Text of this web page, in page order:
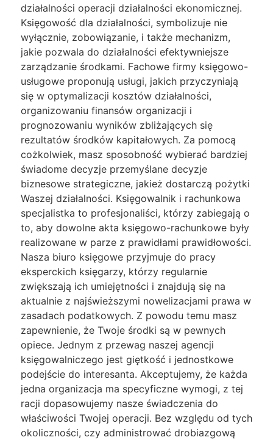
działalności operacji działalności ekonomicznej.
Księgowość dla działalności, symbolizuje nie
wyłącznie, zobowiązanie, i także mechanizm,
jakie pozwala do działalności efektywniejsze
zarządzanie środkami. Fachowe firmy księgowo-
usługowe proponują usługi, jakich przyczyniają
się w optymalizacji kosztów działalności,
organizowaniu finansów organizacji i
prognozowaniu wyników zbliżających się
rezultatów środków kapitałowych. Za pomocą
cożkolwiek, masz sposobność wybierać bardziej
świadome decyzje przemyślane decyzje
biznesowe strategiczne, jakież dostarczą pożytki
Waszej działalności. Księgowalnik i rachunkowa
specjalistka to profesjonaliści, którzy zabiegają o
to, aby dowolne akta księgowo-rachunkowe były
realizowane w parze z prawidłami prawidłowości.
Nasza biuro księgowe przyjmuje do pracy
eksperckich księgarzy, którzy regularnie
zwiększają ich umiejętności i znajdują się na
aktualnie z najświeższymi nowelizacjami prawa w
zasadach podatkowych. Z powodu temu masz
zapewnienie, że Twoje środki są w pewnych
opiece. Jednym z przewag naszej agencji
księgowalniczego jest giętkość i jednostkowe
podejście do interesanta. Akceptujemy, że każda
jedna organizacja ma specyficzne wymogi, z tej
racji dopasowujemy nasze świadczenia do
właściwości Twojej operacji. Bez względu od tych
okoliczności, czy administrować drobiazgową